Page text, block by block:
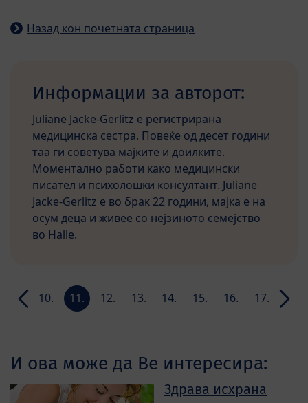
Назад кон почетната страница
Информации за авторот:
Juliane Jacke-Gerlitz е регистрирана
медицинска сестра. Повеќе од десет години
таа ги советува мајките и доилките.
Моментално работи како медицински
писател и психолошки консултант. Juliane
Jacke-Gerlitz е во брак 22 години, мајка е на
осум деца и живее со нејзиното семејство
во Halle.
9.
10.
11.
12.
13.
14.
15.
16.
17.
18.
И ова може да Ве интересира:
Здрава исхрана